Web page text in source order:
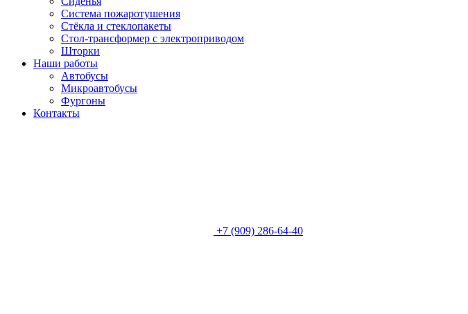
Система пожаротушения
Стёкла и стеклопакеты
Стол-трансформер с электроприводом
Шторки
Наши работы
Автобусы
Микроавтобусы
Фургоны
Контакты
+7 (909) 286-64-40